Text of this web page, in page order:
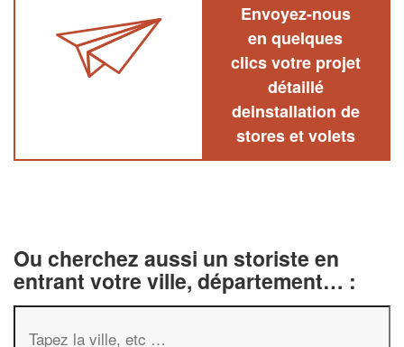
Envoyez-nous
en quelques
clics votre projet
détaillé
deinstallation de
stores et volets
Ou cherchez aussi un storiste en
entrant votre ville, département… :